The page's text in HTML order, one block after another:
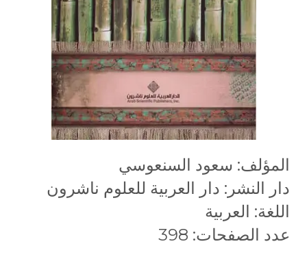
المؤلف: سعود السنعوسي
دار النشر: دار العربية للعلوم ناشرون
اللغة: العربية
عدد الصفحات: 398